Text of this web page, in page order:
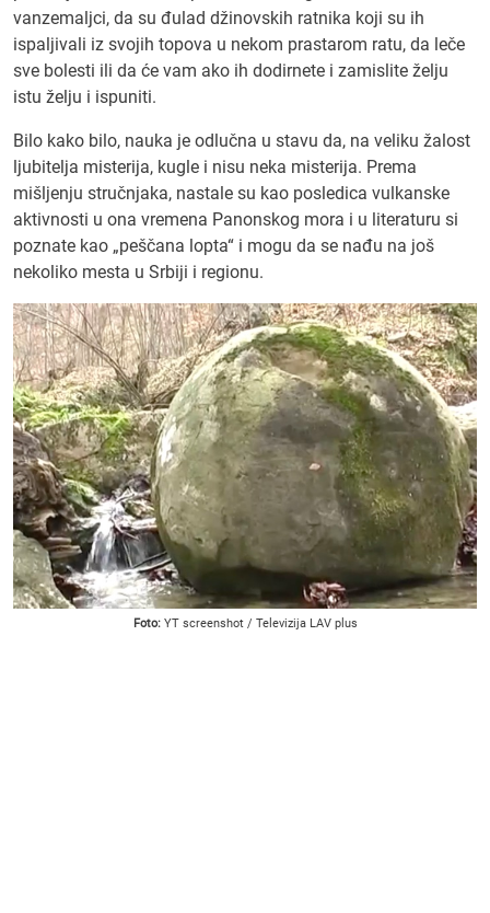
vanzemaljci, da su đulad džinovskih ratnika koji su ih
ispaljivali iz svojih topova u nekom prastarom ratu, da leče
sve bolesti ili da će vam ako ih dodirnete i zamislite želju
istu želju i ispuniti.
Bilo kako bilo, nauka je odlučna u stavu da, na veliku žalost
ljubitelja misterija, kugle i nisu neka misterija. Prema
mišljenju stručnjaka, nastale su kao posledica vulkanske
aktivnosti u ona vremena Panonskog mora i u literaturu si
poznate kao „peščana lopta“ i mogu da se nađu na još
nekoliko mesta u Srbiji i regionu.
Foto:YT screenshot / Televizija LAV plus